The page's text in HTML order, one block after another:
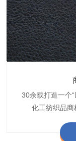
博准30余载是中
技术问题解
博准是一家专注
标缩水品质
博准30余载专
题技术解决
博准经营多年
博准长期致
增进剂